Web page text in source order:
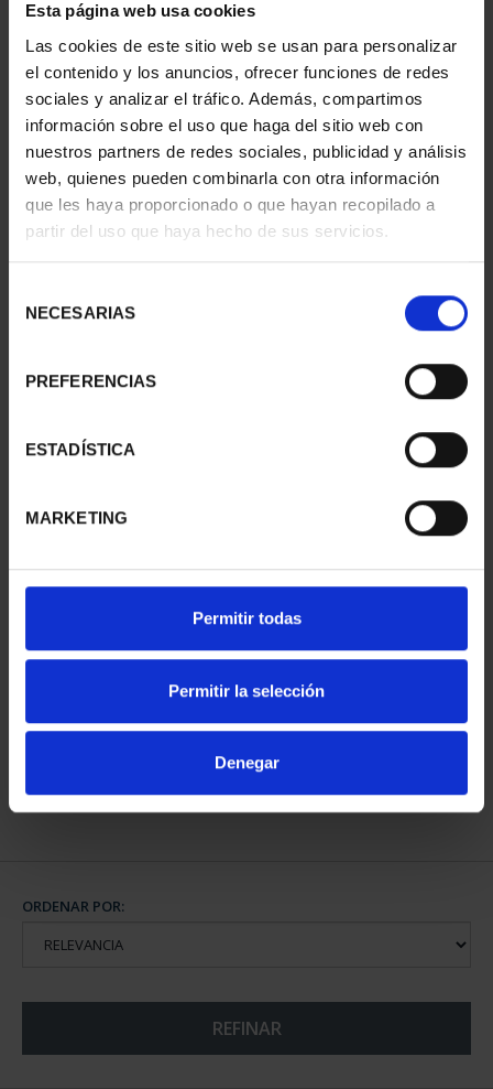
Esta página web usa cookies
Las cookies de este sitio web se usan para personalizar
el contenido y los anuncios, ofrecer funciones de redes
sociales y analizar el tráfico. Además, compartimos
información sobre el uso que haga del sitio web con
nuestros partners de redes sociales, publicidad y análisis
web, quienes pueden combinarla con otra información
que les haya proporcionado o que hayan recopilado a
partir del uso que haya hecho de sus servicios.
NECESARIAS
PREFERENCIAS
ESTADÍSTICA
MARKETING
Permitir todas
Permitir la selección
Denegar
SUSCRIPCIÓN
CAPITALES DE
949,00 €
registrados
SUSCRIPCIÓN
CAPITALES DE
949,00 €
registrados
SUSCRIPCIÓN
PROVINCIA 4
949,00 €
registrados
CAPITALES DE
COMPLET...
3.796,00 €
ORDENAR POR:
REFINAR